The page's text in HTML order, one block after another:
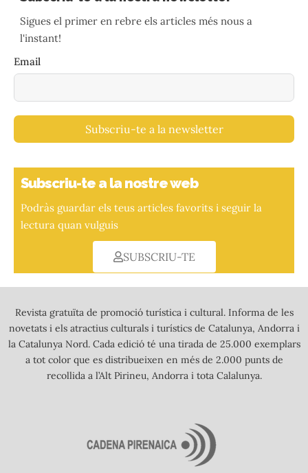
Sigues el primer en rebre els articles més nous a
l'instant!
Email
Subscriu-te a la newsletter
Subscriu-te a la nostre web
Podràs guardar els teus articles favorits i seguir la
lectura quan vulguis
SUBSCRIU-TE
Revista gratuïta de promoció turística i cultural. Informa de les
novetats i els atractius culturals i turístics de Catalunya, Andorra i
la Catalunya Nord. Cada edició té una tirada de 25.000 exemplars
a tot color que es distribueixen en més de 2.000 punts de
recollida a l’Alt Pirineu, Andorra i tota Calalunya.